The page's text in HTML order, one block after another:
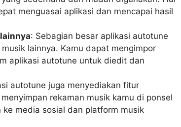
menguasai aplikasi dan mencapai hasil
: Sebagian besar aplikasi autotune
lainnya. Kamu dapat mengimpor
aplikasi autotune untuk diedit dan
autotune juga menyediakan fitur
rekaman musik kamu di ponsel
media sosial dan platform musik